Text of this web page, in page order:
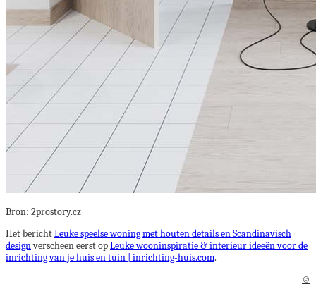
Bron: 2prostory.cz
Het berichtLeuke speelse woning met houten details en Scandinavisch
designverscheen eerst opLeuke wooninspiratie & interieur ideeën voor de
inrichting van je huis en tuin | inrichting-huis.com.
©